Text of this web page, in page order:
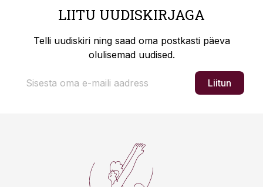
LIITU UUDISKIRJAGA
Telli uudiskiri ning saad oma postkasti päeva
olulisemad uudised.
Liitun